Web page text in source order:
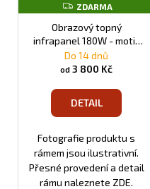
Z
D
A
R
M
A
ZDARMA
Obrazový topný
infrapanel 180W - motiv
č. 04
Do 14 dnů
od 3 800 Kč
DETAIL
Fotografie produktu s
rámem jsou ilustrativní.
Přesné provedení a detail
rámu naleznete ZDE.